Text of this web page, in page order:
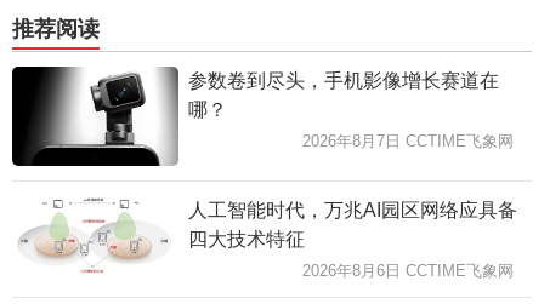
推荐阅读
参数卷到尽头，手机影像增长赛道在
哪？
2026年8月7日 CCTIME飞象网
人工智能时代，万兆AI园区网络应具备
四大技术特征
2026年8月6日 CCTIME飞象网